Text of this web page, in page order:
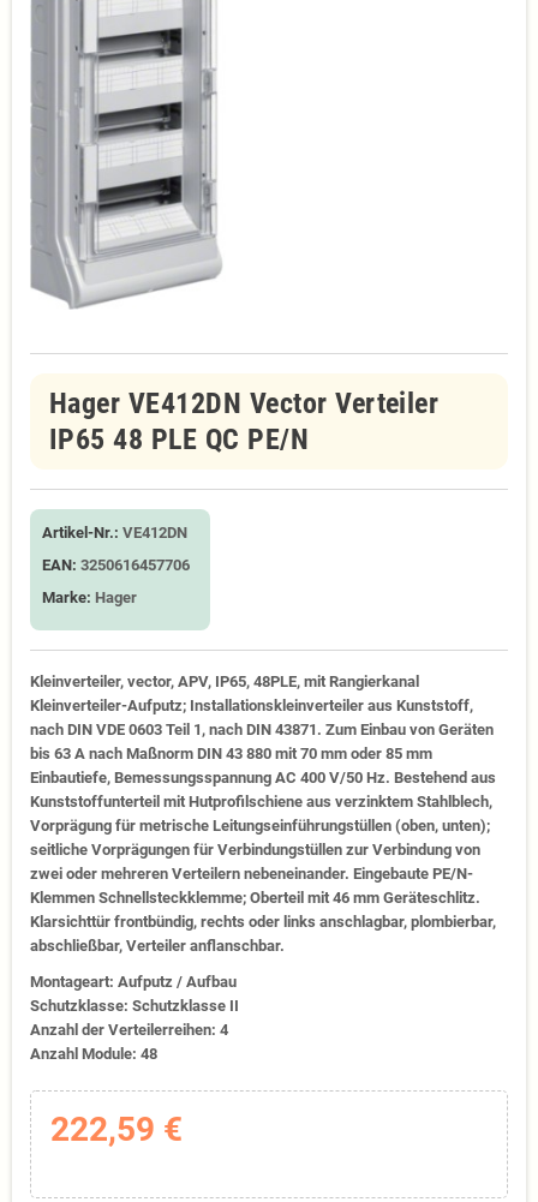
Hager VE412DN Vector Verteiler
IP65 48 PLE QC PE/N
Artikel-Nr.: VE412DN
EAN: 3250616457706
Marke: Hager
Kleinverteiler, vector, APV, IP65, 48PLE, mit Rangierkanal
Kleinverteiler-Aufputz; Installationskleinverteiler aus Kunststoff,
nach DIN VDE 0603 Teil 1, nach DIN 43871. Zum Einbau von Geräten
bis 63 A nach Maßnorm DIN 43 880 mit 70 mm oder 85 mm
Einbautiefe, Bemessungsspannung AC 400 V/50 Hz. Bestehend aus
Kunststoffunterteil mit Hutprofilschiene aus verzinktem Stahlblech,
Vorprägung für metrische Leitungseinführungstüllen (oben, unten);
seitliche Vorprägungen für Verbindungstüllen zur Verbindung von
zwei oder mehreren Verteilern nebeneinander. Eingebaute PE/N-
Klemmen Schnellsteckklemme; Oberteil mit 46 mm Geräteschlitz.
Klarsichttür frontbündig, rechts oder links anschlagbar, plombierbar,
abschließbar, Verteiler anflanschbar.
Montageart: Aufputz / Aufbau
Schutzklasse: Schutzklasse II
Anzahl der Verteilerreihen: 4
Anzahl Module: 48
222,59 €